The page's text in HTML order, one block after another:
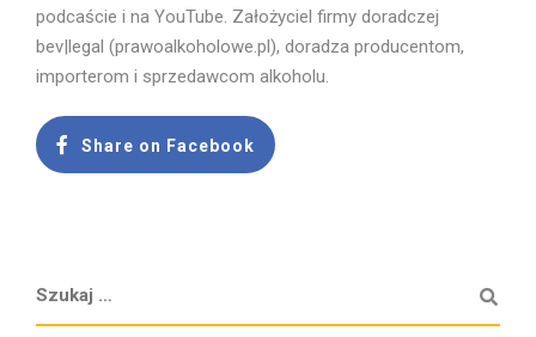
podcaście i na YouTube. Założyciel firmy doradczej
bev|legal (prawoalkoholowe.pl), doradza producentom,
importerom i sprzedawcom alkoholu.
Share on Facebook